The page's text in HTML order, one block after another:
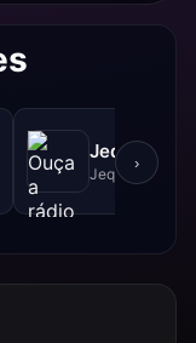
Jequitibá
Jequitibá, MG
›